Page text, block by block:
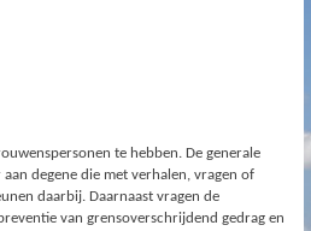
te hebben. De generale
degene die met verhalen, vragen of
daarbij. Daarnaast vragen de
van grensoverschrijdend gedrag en